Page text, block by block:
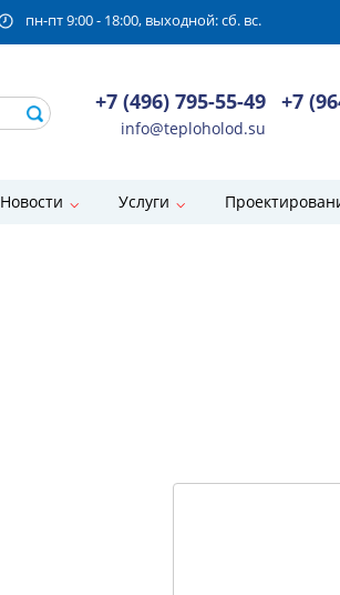
пн-пт 9:00 - 18:00, выходной: сб. вс.
+7 (496) 795-55-49
info@teploholod.su
+7
Новости Услуги